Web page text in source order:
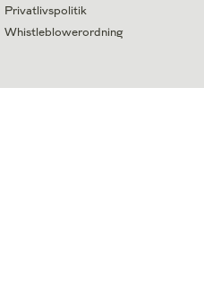
Privatlivspolitik
Whistleblowerordning